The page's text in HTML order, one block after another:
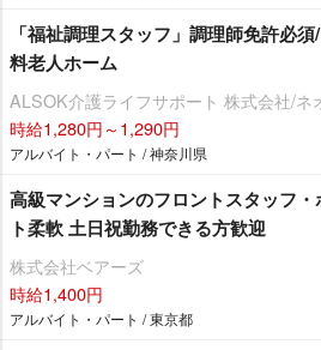
「福祉調理スタッフ」調理師免許必
料老人ホーム
ALSOK介護ライフサポート 株式会社/ネ
時給1,280円～1,290円
アルバイト・パート / 神奈川県
高級マンションのフロントスタッフ
ト柔軟 土日祝勤務できる方歓迎
株式会社ベアーズ
時給1,400円
アルバイト・パート / 東京都